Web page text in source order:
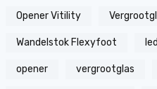
Opener Vitility
Wandelstok Flexyfoot
opener vergrootglas